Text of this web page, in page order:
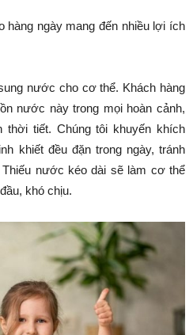
hàng ngày mang đến nhiều lợi ích
nước cho cơ thể. Khách hàng
nước này trong mọi hoàn cảnh,
thời tiết. Chúng tôi khuyến khích
khiết đều đặn trong ngày, tránh
nước kéo dài sẽ làm cơ thể
khó chịu.